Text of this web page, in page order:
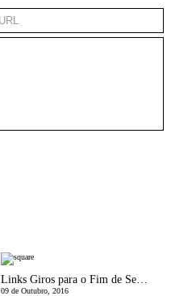
Links Giros para o Fim de Semana
09 de Outubro, 2016